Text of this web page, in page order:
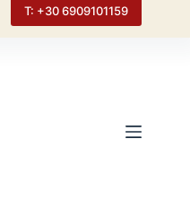
Τ: +30 6909101159